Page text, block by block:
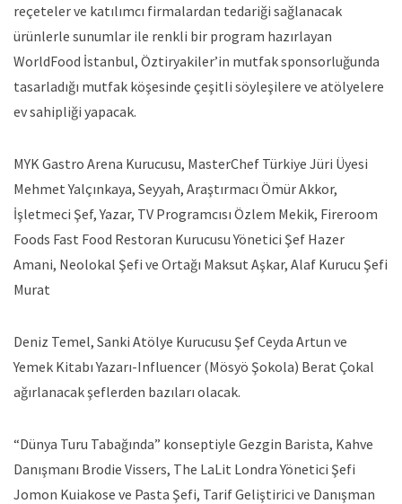
reçeteler ve katılımcı firmalardan tedariği sağlanacak
ürünlerle sunumlar ile renkli bir program hazırlayan
WorldFood İstanbul, Öztiryakiler’in mutfak sponsorluğunda
tasarladığı mutfak köşesinde çeşitli söyleşilere ve atölyelere
ev sahipliği yapacak.
MYK Gastro Arena Kurucusu, MasterChef Türkiye Jüri Üyesi
Mehmet Yalçınkaya, Seyyah, Araştırmacı Ömür Akkor,
İşletmeci Şef, Yazar, TV Programcısı Özlem Mekik, Fireroom
Foods Fast Food Restoran Kurucusu Yönetici Şef Hazer
Amani, Neolokal Şefi ve Ortağı Maksut Aşkar, Alaf Kurucu Şefi
Murat
Deniz Temel, Sanki Atölye Kurucusu Şef Ceyda Artun ve
Yemek Kitabı Yazarı-Influencer (Mösyö Şokola) Berat Çokal
ağırlanacak şeflerden bazıları olacak.
“Dünya Turu Tabağında” konseptiyle Gezgin Barista, Kahve
Danışmanı Brodie Vissers, The LaLit Londra Yönetici Şefi
Jomon Kuiakose ve Pasta Şefi, Tarif Geliştirici ve Danışman